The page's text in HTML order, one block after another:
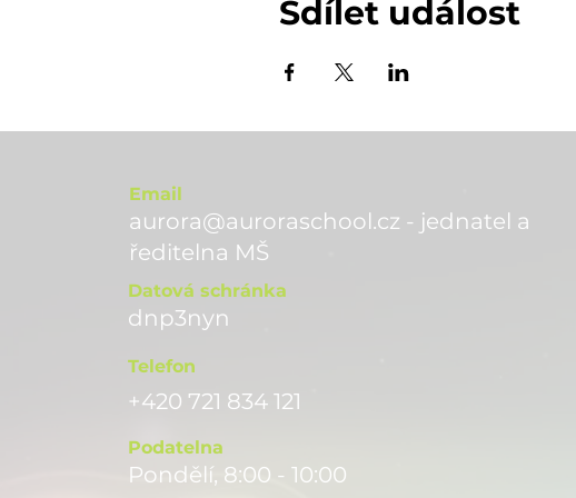
Sdílet událost
Email
aurora@auroraschool.cz - jednatel a
ředitelna MŠ
Datová schránka
dnp3nyn
Telefon
+420 721 834 121
Podatelna
Pondělí, 8:00 - 10:00